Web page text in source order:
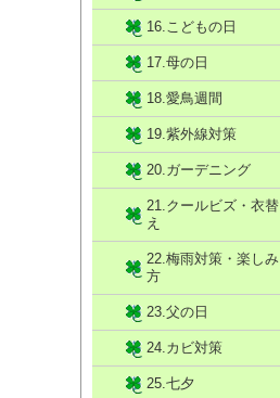
16.こどもの日
17.母の日
18.愛鳥週間
19.紫外線対策
20.ガーデニング
21.クールビズ・衣替
え
22.梅雨対策・楽しみ
方
23.父の日
24.カビ対策
25.七夕